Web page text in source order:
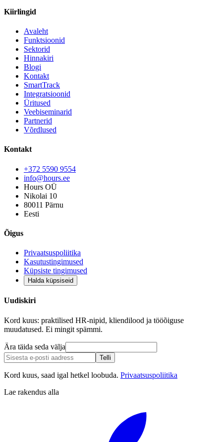
Kiirlingid
Avaleht
Funktsioonid
Sektorid
Hinnakiri
Blogi
Kontakt
SmartTrack
Integratsioonid
Üritused
Veebiseminarid
Partnerid
Võrdlused
Kontakt
+372 5590 9554
info@hours.ee
Hours OÜ
Nikolai 10
80011 Pärnu
Eesti
Õigus
Privaatsuspoliitika
Kasutustingimused
Küpsiste tingimused
Halda küpsiseid
Uudiskiri
Kord kuus: praktilised HR-nipid, kliendilood ja tööõiguse
muudatused. Ei mingit spämmi.
Ära täida seda välja
Telli
Kord kuus, saad igal hetkel loobuda. Privaatsuspoliitika
Lae rakendus alla